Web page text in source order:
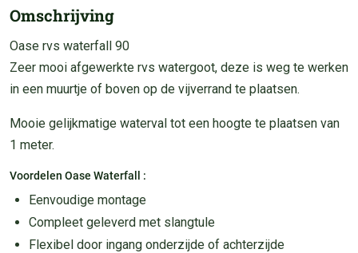
Omschrijving
Oase rvs waterfall 90
Zeer mooi afgewerkte rvs watergoot, deze is weg te werken
in een muurtje of boven op de vijverrand te plaatsen.
Mooie gelijkmatige waterval tot een hoogte te plaatsen van
1 meter.
Voordelen Oase Waterfall :
Eenvoudige montage
Compleet geleverd met slangtule
Flexibel door ingang onderzijde of achterzijde